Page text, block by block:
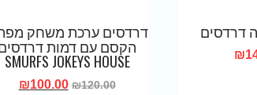
דרדסים
₪
דרדסים ערכת משחק
הקסם עם דמות
SMURFS JOKEYS HOUSE
₪120.00
₪100.00